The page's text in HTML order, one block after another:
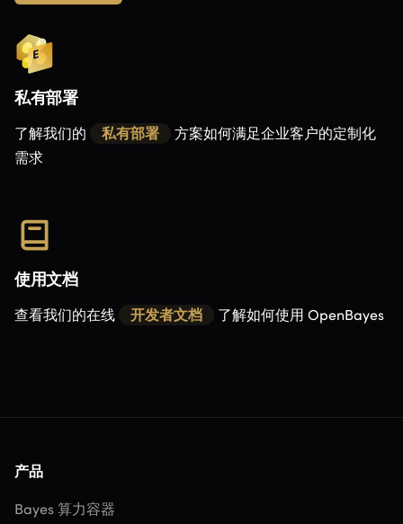
私有部署
了解我们的 私有部署
方案如何满足企业客户的定制化
需求
使用文档
查看我们的在线 开发者文档 了解如何使用 OpenBayes
产品
Bayes 算力容器